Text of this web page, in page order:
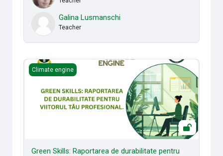
Galina Lusmanschi
Teacher
Green Skills: Raportarea de durabilitate pentru viitorul tău
Climate engine
Green Skills: Raportarea de durabilitate pentru